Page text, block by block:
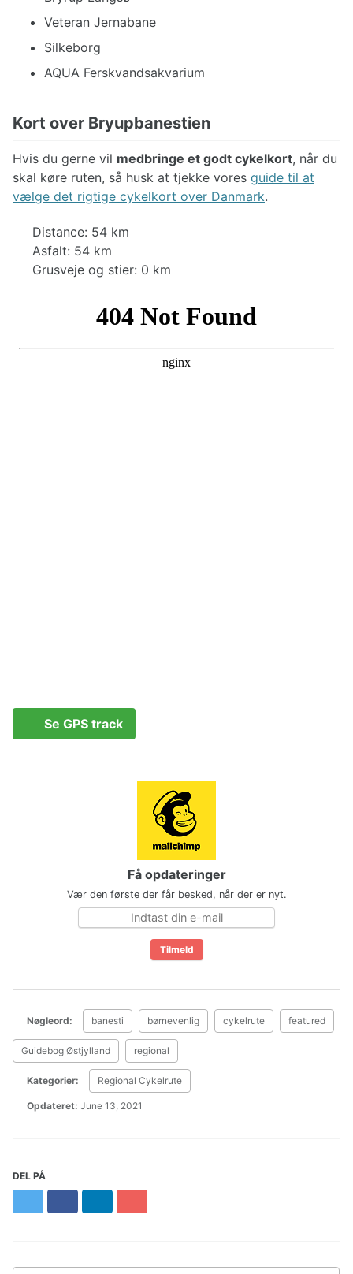
Veteran Jernabane
Silkeborg
AQUA Ferskvandsakvarium
Kort over Bryupbanestien
Hvis du gerne vil medbringe et godt cykelkort, når du
skal køre ruten, så husk at tjekke vores guide til at
vælge det rigtige cykelkort over Danmark.
Distance: 54 km
Asfalt: 54 km
Grusveje og stier: 0 km
Se GPS track
Få opdateringer
Vær den første der får besked, når der er nyt.
Nøgleord: banesti børnevenlig cykelrute featured
Guidebog Østjylland regional
Kategorier: Regional Cykelrute
Opdateret: June 13, 2021
DEL PÅ